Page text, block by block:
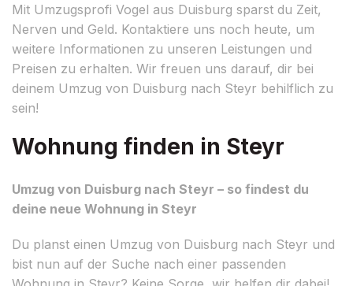
Mit Umzugsprofi Vogel aus Duisburg sparst du Zeit,
Nerven und Geld. Kontaktiere uns noch heute, um
weitere Informationen zu unseren Leistungen und
Preisen zu erhalten. Wir freuen uns darauf, dir bei
deinem Umzug von Duisburg nach Steyr behilflich zu
sein!
Wohnung finden in Steyr
Umzug von Duisburg nach Steyr – so findest du
deine neue Wohnung in Steyr
Du planst einen Umzug von Duisburg nach Steyr und
bist nun auf der Suche nach einer passenden